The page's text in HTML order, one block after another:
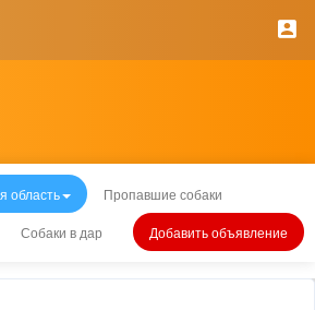
область Пропавшие собаки
Собаки в дар Добавить объявление